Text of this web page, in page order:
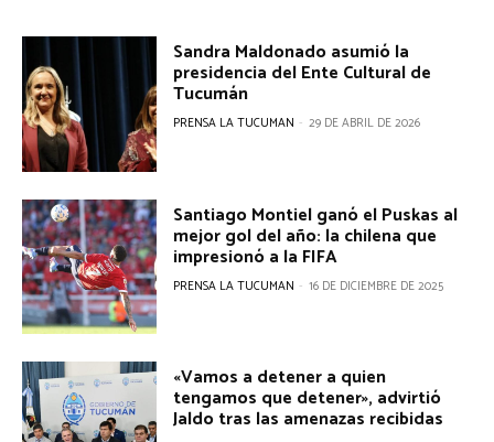
Sandra Maldonado asumió la
presidencia del Ente Cultural de
Tucumán
PRENSA LA TUCUMAN - 29 DE ABRIL DE 2026
Santiago Montiel ganó el Puskas al
mejor gol del año: la chilena que
impresionó a la FIFA
PRENSA LA TUCUMAN - 16 DE DICIEMBRE DE 2025
«Vamos a detener a quien
tengamos que detener», advirtió
Jaldo tras las amenazas recibidas